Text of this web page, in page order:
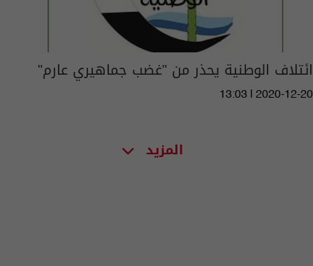
ائتلاف الوطنية يحذر من "غضب جماهيري عارم"
13:03 | 2020-12-20
المزيد